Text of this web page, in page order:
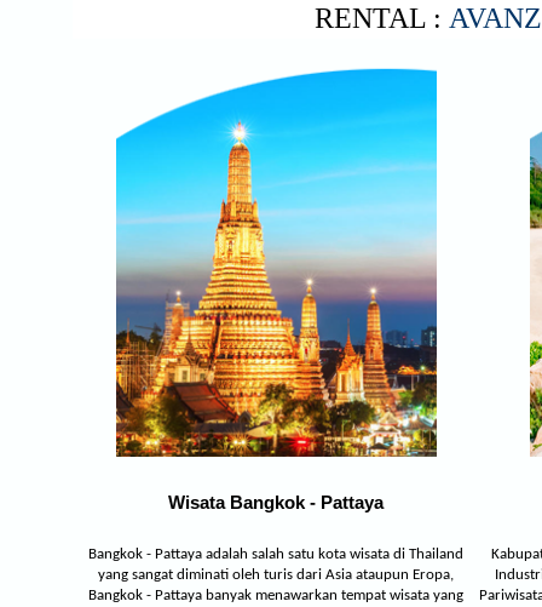
RENTAL :
Wisata Bangkok - Pattaya
Bangkok - Pattaya adalah salah satu kota wisata di Thailand
yang sangat diminati oleh turis dari Asia ataupun Eropa,
Bangkok - Pattaya banyak menawarkan tempat wisata yang